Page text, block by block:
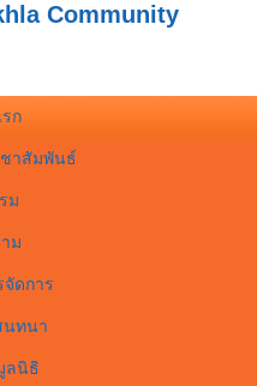
Community
ก
าสัมพันธ์
ม
ม
จัดการ
นทนา
ลนิธิ